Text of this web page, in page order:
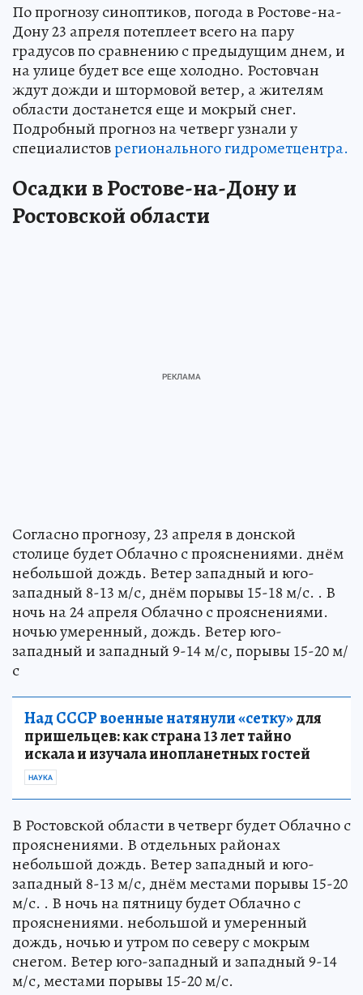
По прогнозу синоптиков, погода в Ростове-на-
Дону 23 апреля потеплеет всего на пару
градусов по сравнению с предыдущим днем, и
на улице будет все еще холодно. Ростовчан
ждут дожди и штормовой ветер, а жителям
области достанется еще и мокрый снег.
Подробный прогноз на четверг узнали у
специалистоврегионального гидрометцентра.
Осадки в Ростове-на-Дону и
Ростовской области
Согласно прогнозу, 23 апреля в донской
столице будет Облачно с прояснениями. днём
небольшой дождь. Ветер западный и юго-
западный 8-13 м/с, днём порывы 15-18 м/с. . В
ночь на 24 апреля Облачно с прояснениями.
ночью умеренный, дождь. Ветер юго-
западный и западный 9-14 м/с, порывы 15-20 м/
с
Над СССР военные натянули «сетку»для
пришельцев: как страна 13 лет тайно
искала и изучала инопланетных гостей
НАУКА
В Ростовской области в четверг будет Облачно с
прояснениями. В отдельных районах
небольшой дождь. Ветер западный и юго-
западный 8-13 м/с, днём местами порывы 15-20
м/с. . В ночь на пятницу будет Облачно с
прояснениями. небольшой и умеренный
дождь, ночью и утром по северу с мокрым
снегом. Ветер юго-западный и западный 9-14
м/с, местами порывы 15-20 м/с.